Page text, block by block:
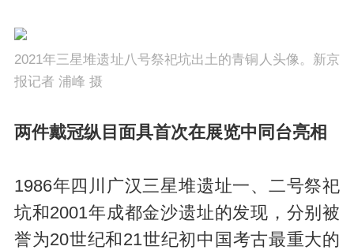
2021年三星堆遗址八号祭祀坑出土的青铜人头像。新京
报记者 浦峰 摄
两件戴冠纵目面具首次在展览中同台亮相
1986年四川广汉三星堆遗址一、二号祭祀
坑和2001年成都金沙遗址的发现，分别被
誉为20世纪和21世纪初中国考古最重大的